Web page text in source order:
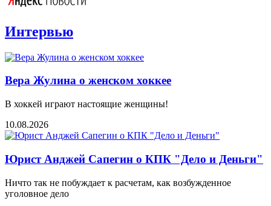
Интервью
Вера Жулина о женском хоккее
В хоккей играют настоящие женщины!
10.08.2026
Юрист Анджей Сапегин о КПК "Дело и Деньги"
Ничто так не побуждает к расчетам, как возбужденное
уголовное дело